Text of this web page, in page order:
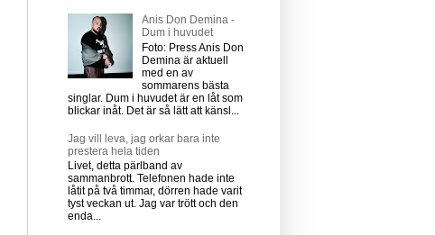
Anis Don Demina -
Dum i huvudet
Foto: Press Anis Don
Demina är aktuell
med en av
sommarens bästa
singlar. Dum i huvudet är en låt som
blickar inåt. Det är så lätt att känsl...
Jag vill leva, jag orkar bara inte
prestera hela tiden
Livet, detta pärlband av
sammanbrott. Telefonen hade inte
låtit på två timmar, dörren hade varit
tyst veckan ut. Jag var trött och den
enda...